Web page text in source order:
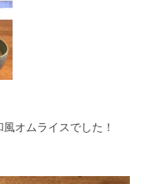
オムライスでした！